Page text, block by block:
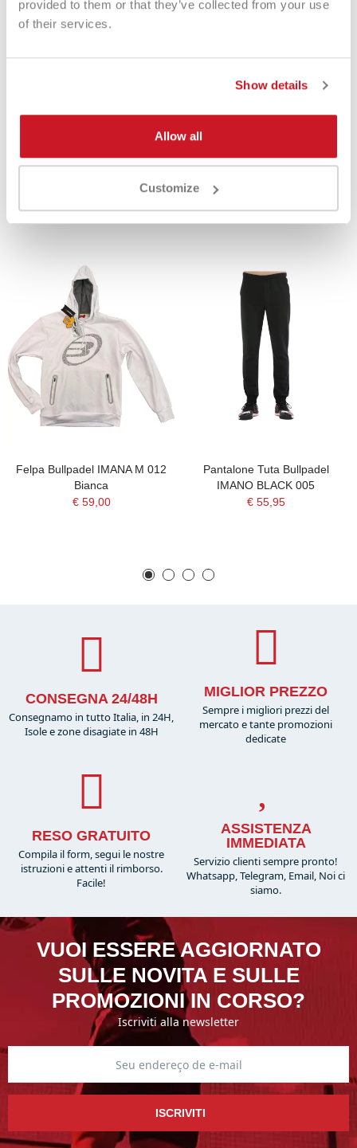
provided to them or that they’ve collected from your use
of their services.
Show details
Allow all
Customize
Perguntas frequentes
O agasalho é adequado para jogar?É ideal para aquecimento
Product Same Category
Felpa Bullpadel IMANA M 012
Bianca
€ 59,00
Pantalone Tuta Bullpadel
IMANO BLACK 005
€ 55,95
CONSEGNA 24/48H
Consegnamo in tutto Italia, in 24H,
Isole e zone disagiate in 48H
MIGLIOR PREZZO
Sempre i migliori prezzi del
mercato e tante promozioni
dedicate
RESO GRATUITO
Compila il form, segui le nostre
istruzioni e attenti il rimborso.
Facile!
ASSISTENZA
IMMEDIATA
Servizio clienti sempre pronto!
Whatsapp, Telegram, Email, Noi ci
siamo.
VUOI ESSERE AGGIORNATO
SULLE NOVITA E SULLE
PROMOZIONI IN CORSO?
Iscriviti alla newsletter
ISCRIVITI